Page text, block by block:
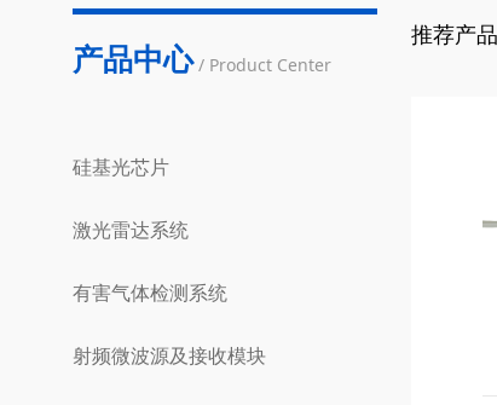
产品中心 / Product Center
硅基光芯片
激光雷达系统
有害气体检测系统
射频微波源及接收模块
推荐产品